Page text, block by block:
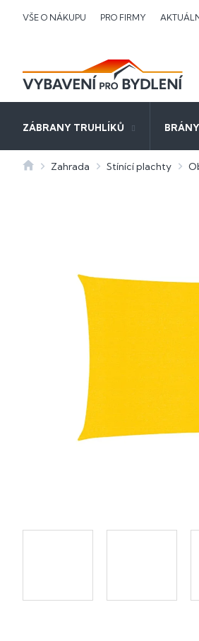
VŠE O NÁKUPU PRO FIRMY
ZÁBRANY TRUHLÍKŮ
DomůZahrada Stínící plachty